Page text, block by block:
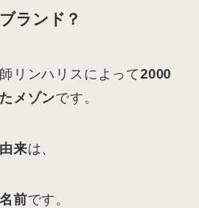
ランド？
リンハリスによって2000
メゾンです。
来は、
前です。